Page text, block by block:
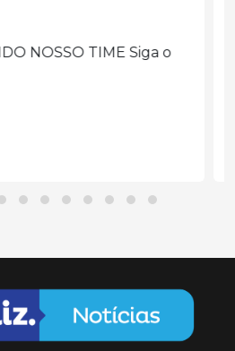
A Igreja/Paróquia